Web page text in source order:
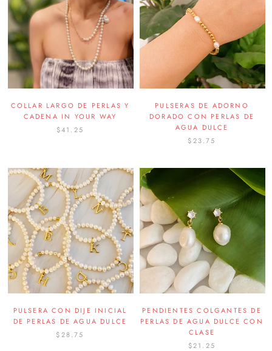
COLLAR LARGO DE PERLAS Y
CADENA IN YOUR WAY
$41.25
PULSERAS DE ADORNO
DORADO CON PERLAS DE
AGUA DULCE
$23.75
PULSERA CON DIJE INICIAL
DE PERLAS DE AGUA DULCE
$28.75
PENDIENTES COLGANTES DE
PERLAS DE AGUA DULCE CON
CLASE
$21.25